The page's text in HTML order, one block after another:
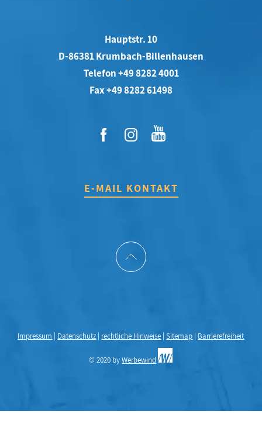
Hauptstr. 10
D-86381 Krumbach-Billenhausen
Telefon +49 8282 4001
Fax +49 8282 61498
E-MAIL KONTAKT
Impressum Datenschutz rechtliche Hinweise |Sitemap Barrierefreiheit
© 2020 byWerbewind